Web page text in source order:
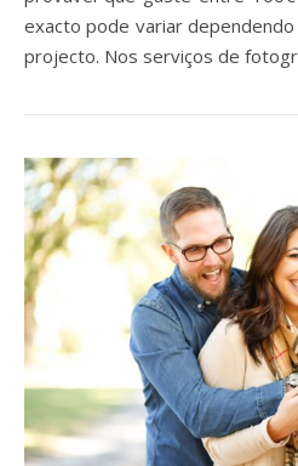
exacto pode variar
projecto. Nos serviços de